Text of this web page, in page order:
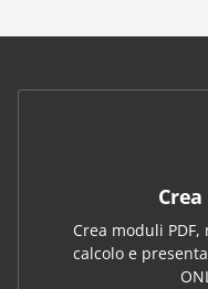
Crea moduli
calcolo e